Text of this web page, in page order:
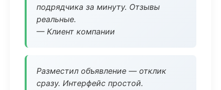
подрядчика за минуту. Отзывы
реальные.
— Клиент компании
Разместил объявление — отклик
сразу. Интерфейс простой.